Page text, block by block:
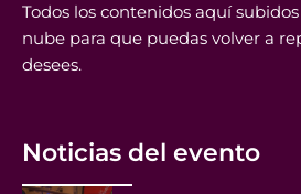
Todos los contenidos aquí
nube para que puedas volver a
desees.
Noticias del evento